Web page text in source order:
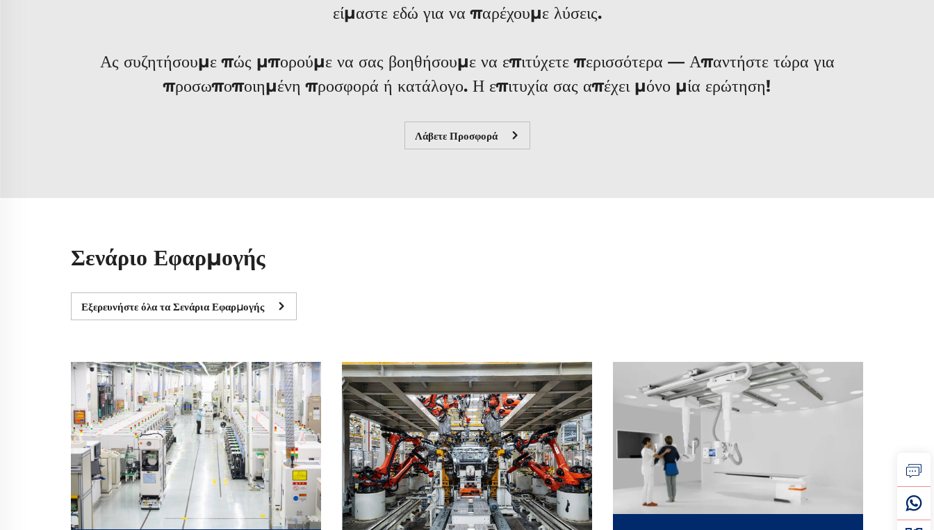
είμαστε εδώ για να παρέχουμε λύσεις.
Ας συζητήσουμε πώς μπορούμε να σας βοηθήσουμε να επιτύχετε περισσότερα — Απαντήστε τώρα για
προσωποποιημένη προσφορά ή κατάλογο. Η επιτυχία σας απέχει μόνο μία ερώτηση!
Λάβετε Προσφορά
Σενάριο Εφαρμογής
Εξερευνήστε όλα τα Σενάρια Εφαρμογής